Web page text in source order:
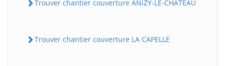
Trouver chantier couverture ANiZY-LE-CHATEAU
Trouver chantier couverture LA CAPELLE